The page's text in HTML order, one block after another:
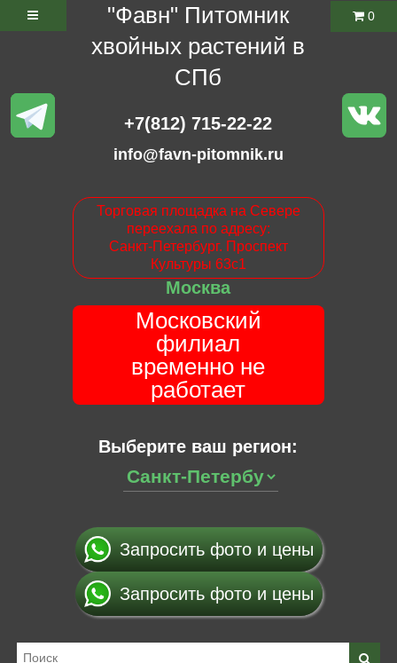
"Фавн" Питомник
хвойных растений в
СПб
+7(812) 715-22-22
info@favn-pitomnik.ru
Торговая площадка на Севере
переехала по адресу:
Санкт-Петербург. Проспект
Культуры 63с1
Москва
Московский
филиал
временно не
работает
Выберите ваш регион:
0
Запросить фото и цены
Запросить фото и цены